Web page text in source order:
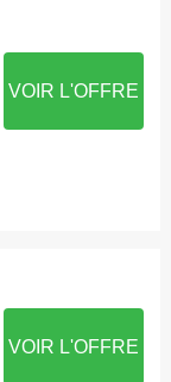
VOIR L'OFFRE
VOIR L'OFFRE